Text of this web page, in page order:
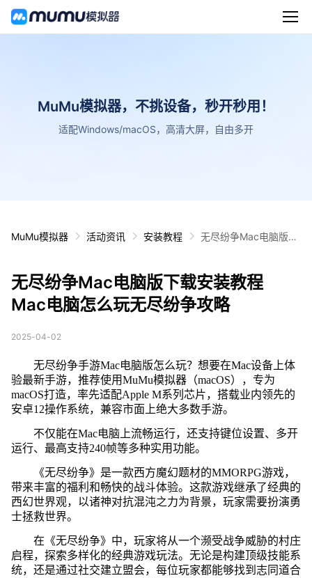
MuMu模拟器，不挑设备，秒开秒用！
适配Windows/macOS，高清大屏，自由多开
MuMu模拟器 活动资讯 安装教程
无尽纷争Mac电脑版下
无尽纷争Mac电脑版下载安装教程
Mac电脑怎么玩无尽纷争攻略
2025-04-02
无尽纷争手游Mac电脑版怎么玩？想要在Mac设备上体
验最新手游，推荐使用MuMu模拟器（macOS），专为
macOS打造，率先适配Apple M系列芯片，搭载业内领先的
安卓12操作系统，兼容市面上绝大多数手游。
不仅能在Mac电脑上流畅运行，还支持键位设置、多开
运行、最高支持240帧等多种实用功能。
《无尽纷争》是一款西方魔幻题材的MMORPG游戏，
带来丰富的福利和畅快的战斗体验。这款游戏继承了经典的
西幻世界观，以诸神对抗混沌之力为背景，玩家需要扮演勇
士拯救世界。
在《无尽纷争》中，玩家将从一个濒受战争威胁的村庄
启程，探索多样化的经典游戏玩法。无论是构建顶级技能系
统，还是通过社交建立盟会，每位玩家都能够找到志同道合